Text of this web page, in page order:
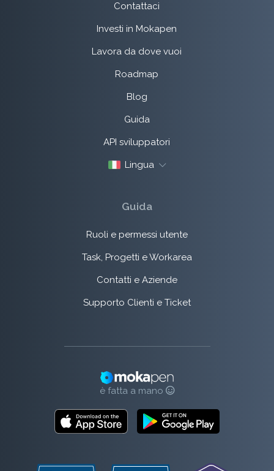
Contattaci
Investi in Mokapen
Lavora da dove vuoi
Roadmap
Blog
Guida
API sviluppatori
Lingua
Guida
Ruoli e permessi utente
Task, Progetti e Workarea
Contatti e Aziende
Supporto Clienti e Ticket
è fatta a mano